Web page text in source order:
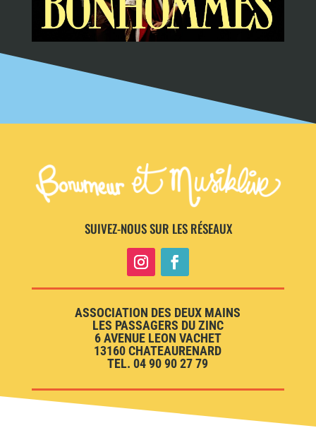
SUIVEZ-NOUS SUR LES RÉSEAUX
ASSOCIATION DES DEUX MAINS
LES PASSAGERS DU ZINC
6 AVENUE LEON VACHET
13160 CHATEAURENARD
TEL. 04 90 90 27 79